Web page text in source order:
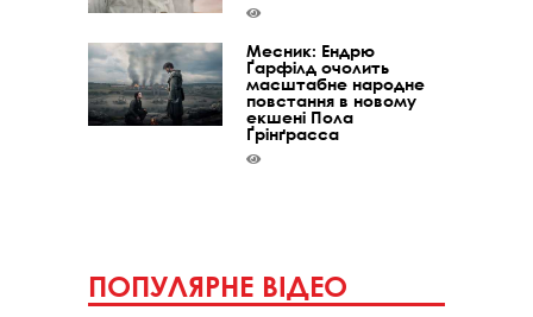
Месник: Ендрю
Ґарфілд очолить
масштабне народне
повстання в новому
екшені Пола
Ґрінґрасса
ПОПУЛЯРНЕ ВІДЕО